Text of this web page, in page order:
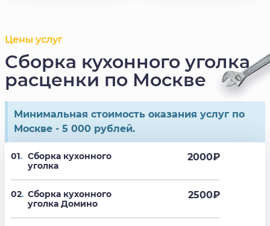
Цены услуг
Сборка кухонного уголка
расценки по Москве
Минимальная стоимость оказания услуг по
Москве - 5 000 рублей.
01. Сборка кухонного
уголка
2000₽
02. Сборка кухонного
уголка Домино
2500₽